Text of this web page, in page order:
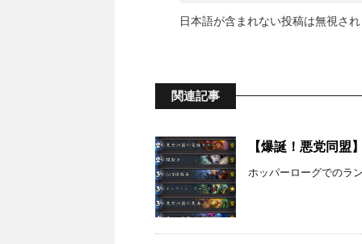
日本語が含まれない投稿は無視さ
関連記事
【爆誕！悪党同盟
ホッパーローグでのラ